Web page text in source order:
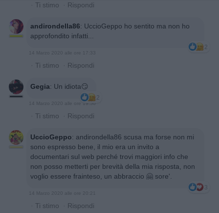
· Ti stimo · Rispondi
andirondella86: UccioGeppo ho sentito ma non ho
approfondito infatti...
2
14 Marzo 2020 alle ore 17:33
· Ti stimo · Rispondi
Gegia: Un idiota😏
2
14 Marzo 2020 alle ore 19:50
· Ti stimo · Rispondi
UccioGeppo: andirondella86 scusa ma forse non mi
sono espresso bene, il mio era un invito a
documentari sul web perché trovi maggiori info che
non posso metterti per brevità della mia risposta, non
voglio essere frainteso, un abbraccio 🤗 sore'.
3
14 Marzo 2020 alle ore 20:21
· Ti stimo · Rispondi